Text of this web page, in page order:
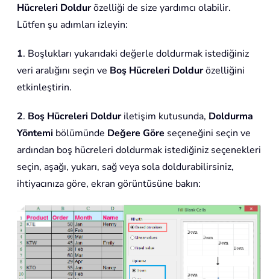
Hücreleri Doldurözelliği de size yardımcı olabilir.
Lütfen şu adımları izleyin:
1. Boşlukları yukarıdaki değerle doldurmak istediğiniz
veri aralığını seçin ve Boş Hücreleri Doldurözelliğini
etkinleştirin.
2. Boş Hücreleri Dolduriletişim kutusunda, Doldurma
Yöntemi bölümünde Değere Göre seçeneğini seçin ve
ardından boş hücreleri doldurmak istediğiniz seçenekleri
seçin, aşağı, yukarı, sağ veya sola doldurabilirsiniz,
ihtiyacınıza göre, ekran görüntüsüne bakın: